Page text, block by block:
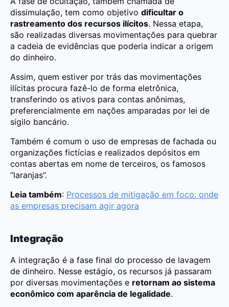
dissimulação, tem como objetivo dificultar o
rastreamento dos recursos ilícitos. Nessa etapa,
são realizadas diversas movimentações para quebrar
a cadeia de evidências que poderia indicar a origem
do dinheiro.
Assim, quem estiver por trás das movimentações
ilícitas procura fazê-lo de forma eletrônica,
transferindo os ativos para contas anônimas,
preferencialmente em nações amparadas por lei de
sigilo bancário.
Também é comum o uso de empresas de fachada ou
organizações fictícias e realizados depósitos em
contas abertas em nome de terceiros, os famosos
“laranjas”.
Leia também: Processos de mitigação em foco: onde
as empresas precisam agir agora
Integração
A integração é a fase final do processo de lavagem
de dinheiro. Nesse estágio, os recursos já passaram
por diversas movimentações e retornam ao sistema
econômico com aparência de legalidade.